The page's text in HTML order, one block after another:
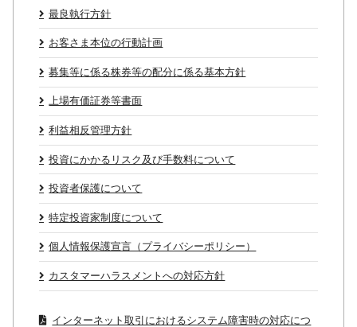
最良執行方針
お客さま本位の行動計画
募集等に係る株券等の配分に係る基本方針
上場有価証券等書面
利益相反管理方針
投資にかかるリスク及び手数料について
投資者保護について
特定投資家制度について
個人情報保護宣言（プライバシーポリシー）
カスタマーハラスメントへの対応方針
インターネット取引におけるシステム障害時の対応につ